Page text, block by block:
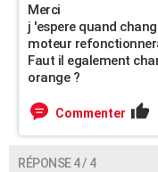
Merci
j 'espere quand
moteur
Faut il egalement
orange ?
Commenter
RÉPONSE 4 / 4